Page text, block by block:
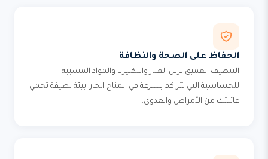
الحفاظ على الصحة والنظافة
التنظيف العميق يزيل الغبار والبكتيريا والمواد المسببة
للحساسية التي تتراكم بسرعة في المناخ الحار. بيئة نظيفة تحمي
عائلتك من الأمراض والعدوى.